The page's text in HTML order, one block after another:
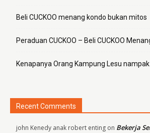
Beli CUCKOO menang kondo bukan mitos
Peraduan CUCKOO – Beli CUCKOO
Kenapanya Orang Kampung Lesu
Recent Comments
john Kenedy anak robert enting on Bekerja